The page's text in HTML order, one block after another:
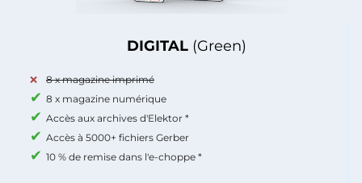
DIGITAL (Green)
8 x magazine imprimé
8 x magazine numérique
Accès aux archives d'Elektor *
Accès à 5000+ fichiers Gerber
10 % de remise dans l'e-choppe *